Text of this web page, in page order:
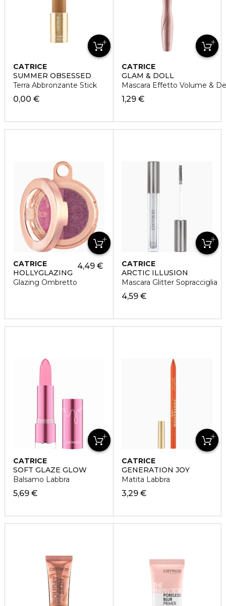
CATRICE
SUMMER OBSESSED
Terra Abbronzante Stick
0,00 €
CATRICE
GLAM & DOLL
Mascara Effetto Volume &
1,29 €
CATRICE
HOLLYGLAZING
Glazing Ombretto
4,49 €
CATRICE
ARCTIC ILLUSION
Mascara Glitter Sopracciglia
4,59 €
CATRICE
SOFT GLAZE GLOW
Balsamo Labbra
5,69 €
CATRICE
GENERATION JOY
Matita Labbra
3,29 €